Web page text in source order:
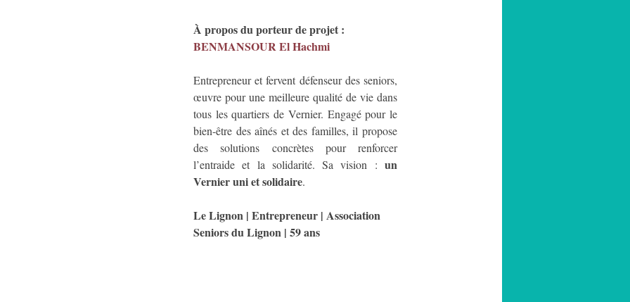
À propos du porteur de projet :
BENMANSOUR El Hachmi
Entrepreneur et fervent défenseur des seniors,
œuvre pour une meilleure qualité de vie dans
tous les quartiers de Vernier. Engagé pour le
bien-être des aînés et des familles, il propose
des solutions concrètes pour renforcer
l’entraide et la solidarité. Sa vision : un
Vernier uni et solidaire.
Le Lignon | Entrepreneur | Association
Seniors du Lignon | 59 ans